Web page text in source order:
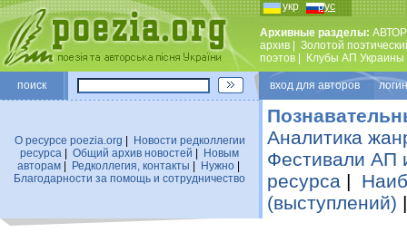
укр рус
Архивные разделы:
архив
Золотой
поэтов
Клубы АП Украины
поиск вход для авторов
О ресурсе poezia.org
Новости редколлегии
ресурса
Общий архив новостей
Новым
авторам| Редколлегия, контакты Нужно|
Благодарности за помощь и сотрудничество
Аналитика
Фестивали АП
ресурса |
(выступлений)